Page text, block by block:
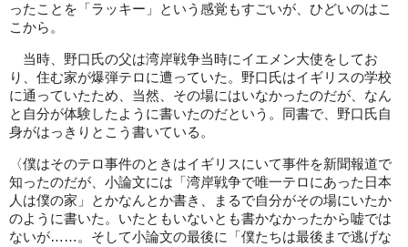
ったことを「ラッキー」という感覚もすごいが、ひどいのはこ
こから。
当時、野口氏の父は湾岸戦争当時にイエメン大使をしてお
り、住む家が爆弾テロに遭っていた。野口氏はイギリスの学校
に通っていたため、当然、その場にはいなかったのだが、なん
と自分が体験したように書いたのだという。同書で、野口氏自
身がはっきりとこう書いている。
〈僕はそのテロ事件のときはイギリスにいて事件を新聞報道で
知ったのだが、小論文には「湾岸戦争で唯一テロにあった日本
人は僕の家」とかなんとか書き、まるで自分がその場にいたか
のように書いた。いたともいないとも書かなかったから嘘では
ないが……。そして小論文の最後に「僕たちは最後まで逃げな